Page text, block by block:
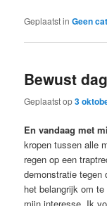
Geplaatst in Geen
Bewust
Geplaatst op3
En vandaag met
kropen tussen alle
regen op een
demonstratie tegen
het belangrijk om